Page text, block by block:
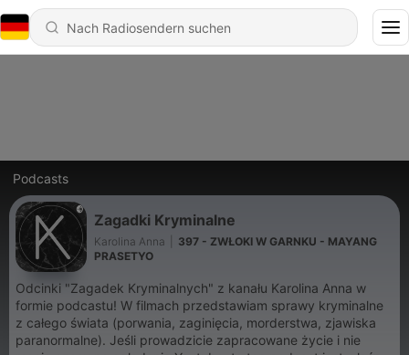
Podcasts
Zagadki Kryminalne
Karolina Anna
397 - ZWŁOKI W GARNKU - MAYANG
PRASETYO
Odcinki "Zagadek Kryminalnych" z kanału Karolina Anna w
formie podcastu! W filmach przedstawiam sprawy kryminalne
z całego świata (porwania, zaginięcia, morderstwa, zjawiska
paranormalne). Jeśli prowadzicie zapracowane życie i nie